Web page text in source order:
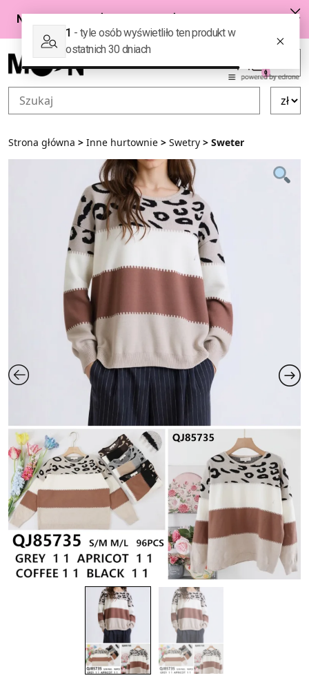
Przejdź do zawartości
0
Strona główna > Inne hurtownie > Swetry > Sweter